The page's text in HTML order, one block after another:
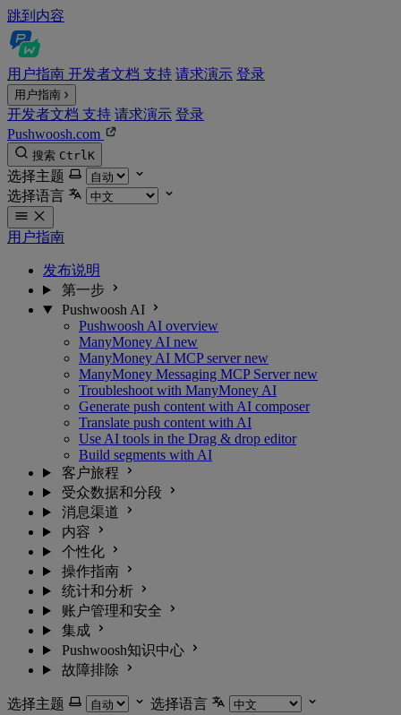
跳到内容
用户指南 开发者文档 支持 请求演示 登录
用户指南
开发者文档 支持 请求演示 登录
Pushwoosh.com
搜索 CtrlK
选择主题
选择语言
用户指南
发布说明
第一步
Pushwoosh AI
Pushwoosh AI overview
ManyMoney AI new
ManyMoney AI MCP server new
ManyMoney Messaging MCP Server new
Troubleshoot with ManyMoney AI
Generate push content with AI composer
Translate push content with AI
Use AI tools in the Drag & drop editor
Build segments with AI
客户旅程
受众数据和分段
消息渠道
内容
个性化
操作指南
统计和分析
账户管理和安全
集成
Pushwoosh知识中心
故障排除
选择主题
选择语言